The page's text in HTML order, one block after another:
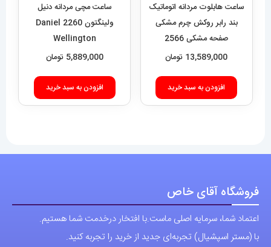
ساعت هابلوت مردانه اتوماتیک
بند رابر روکش چرم مشکی
صفحه مشکی 2566
HUBLOT BIG BANG
13,589,000 تومان
افزودن به سبد خرید
ساعت مچی مردانه دنیل
ولینگتون 2260 Daniel
Wellington
5,889,000 تومان
افزودن به سبد خرید
فروشگاه آقای خاص
اعتماد شما، سرمایه اصلی ماست.با افتخار درخدمت شما هستیم.
با (مستر اسپشیال) تجربه‌ای جدید از خرید را تجربه کنید.